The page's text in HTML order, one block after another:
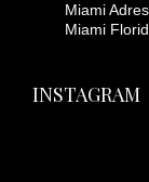
Miami
Miami
INSTAGRAM